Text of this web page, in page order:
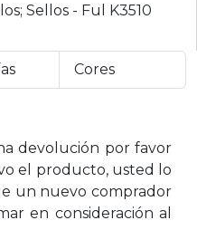
Sellos - Ful K3510
Cores
devolución por favor
el producto, usted lo
un nuevo comprador
en consideración al